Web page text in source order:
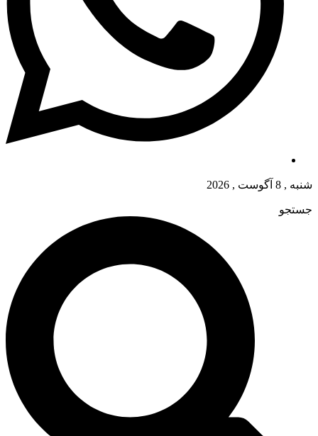
شنبه , 8 آگوست , 2026
جستجو